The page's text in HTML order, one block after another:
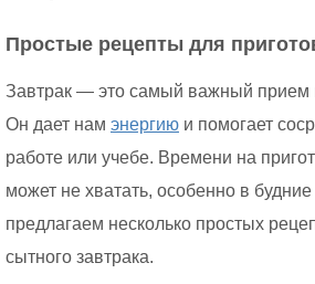
Простые рецепты для
Завтрак — это самый важный прием
Он дает нам энергию и помогает
работе или учебе. Времени на
может не хватать, особенно в
предлагаем несколько простых
сытного завтрака.